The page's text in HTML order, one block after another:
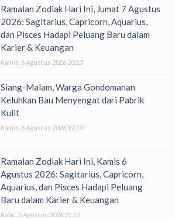
Ramalan Zodiak Hari Ini, Jumat 7 Agustus
2026: Sagitarius, Capricorn, Aquarius,
dan Pisces Hadapi Peluang Baru dalam
Karier & Keuangan
Kamis, 6 Agustus 2026 20:15
Siang-Malam, Warga Gondomanan
Keluhkan Bau Menyengat dari Pabrik
Kulit
Kamis, 6 Agustus 2026 19:10
Ramalan Zodiak Hari Ini, Kamis 6
Agustus 2026: Sagitarius, Capricorn,
Aquarius, dan Pisces Hadapi Peluang
Baru dalam Karier & Keuangan
Rabu, 5 Agustus 2026 21:15